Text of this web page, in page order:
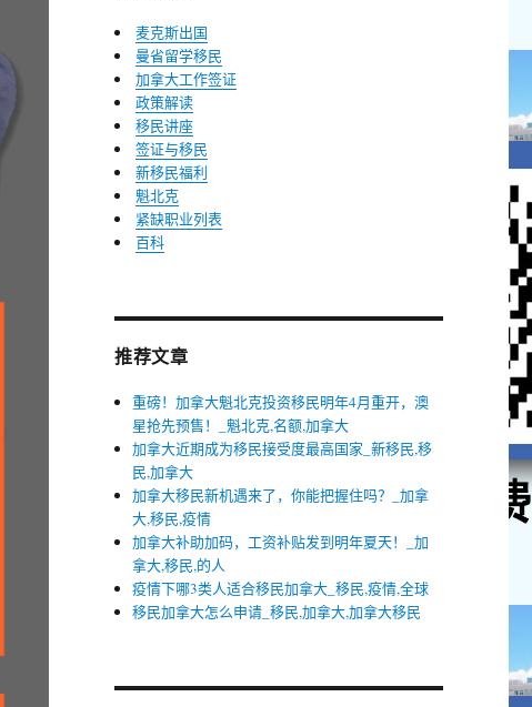
麦克斯出国
曼省留学移民
加拿大工作签证
政策解读
移民讲座
签证与移民
新移民福利
魁北克
紧缺职业列表
百科
推荐文章
重磅！加拿大魁北克投资移民明年4月重开，澳
星抢先预售！_魁北克,名额,加拿大
加拿大近期成为移民接受度最高国家_新移民,移
民,加拿大
加拿大移民新机遇来了，你能把握住吗？_加拿
大,移民,疫情
加拿大补助加码，工资补贴发到明年夏天！_加
拿大,移民,的人
疫情下哪3类人适合移民加拿大_移民,疫情,全球
移民加拿大怎么申请_移民,加拿大,加拿大移民